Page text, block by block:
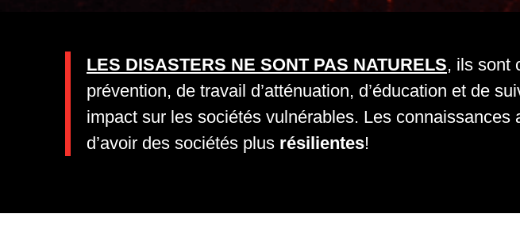
LES DISASTERS NE SONT PAS NATURELS, ils sont
prévention, de travail d’atténuation, d’éducation et de
impact sur les sociétés vulnérables. Les connaissances
d’avoir des sociétés plus résilientes!